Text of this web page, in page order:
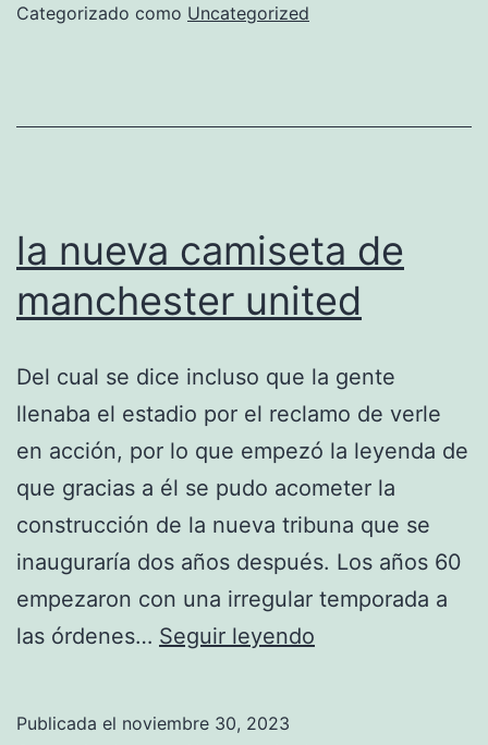
Categorizado como Uncategorized
la nueva camiseta de
manchester united
Del cual se dice incluso que la gente
llenaba el estadio por el reclamo de verle
en acción, por lo que empezó la leyenda de
que gracias a él se pudo acometer la
construcción de la nueva tribuna que se
inauguraría dos años después. Los años 60
empezaron con una irregular temporada a
las órdenes… Seguir leyendo
Publicada el noviembre 30, 2023